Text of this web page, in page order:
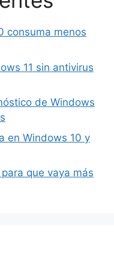
consuma menos
11 sin antivirus
de Windows
en Windows 10 y
que vaya más